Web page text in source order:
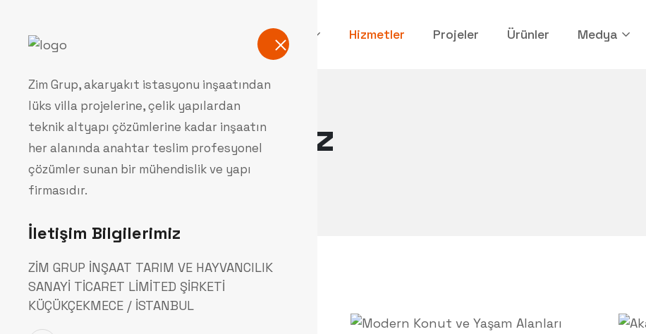
Kurumsal Hizmetler Projeler Ürünler Medya
Zim Grup, akaryakıt istasyonu inşaatından
lüks villa projelerine, çelik yapılardan
teknik altyapı çözümlerine kadar inşaatın
her alanında anahtar teslim profesyonel
çözümler sunan bir mühendislik ve yapı
firmasıdır.
İletişim Bilgilerimiz
ZİM GRUP İNŞAAT TARIM VE HAYVANCILIK
SANAYİ TİCARET LİMİTED ŞİRKETİ
KÜÇÜKÇEKMECE / İSTANBUL
Hizmetlerimiz
AnasayfaHizmetlerimiz